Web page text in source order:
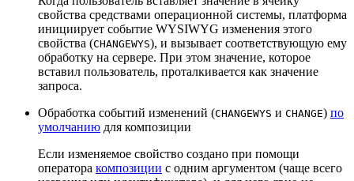
свойства средствами операционной системы, платформа
инициирует событие WYSIWYG изменения этого
свойства (CHANGEWYS), и вызывает соответствующую ему
обработку на сервере. При этом значение, которое
вставил пользователь, проталкивается как значение
запроса.
Обработка событий изменений (CHANGEWYS и CHANGE) по
умолчанию для композиции
Если изменяемое свойство создано при помощи
оператора композиции с одним аргументом (чаще всего